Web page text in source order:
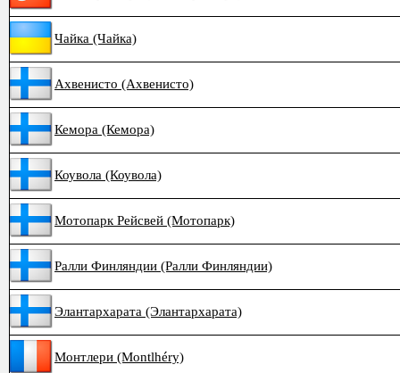
Чайка (Чайка)
Ахвенисто (Ахвенисто)
Кемора (Кемора)
Коувола (Коувола)
Мотопарк Рейсвей (Мотопарк)
Ралли Финляндии (Ралли Финляндии)
Элантархарата (Элантархарата)
Монтлери (Montlhéry)